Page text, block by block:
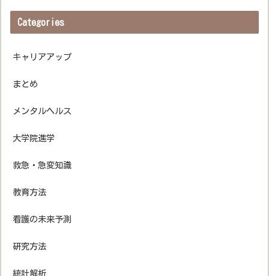
Categories
キャリアアップ
まとめ
メンタルヘルス
大学院進学
救急・急変知識
教育方法
看護の未来予測
研究方法
統計解析